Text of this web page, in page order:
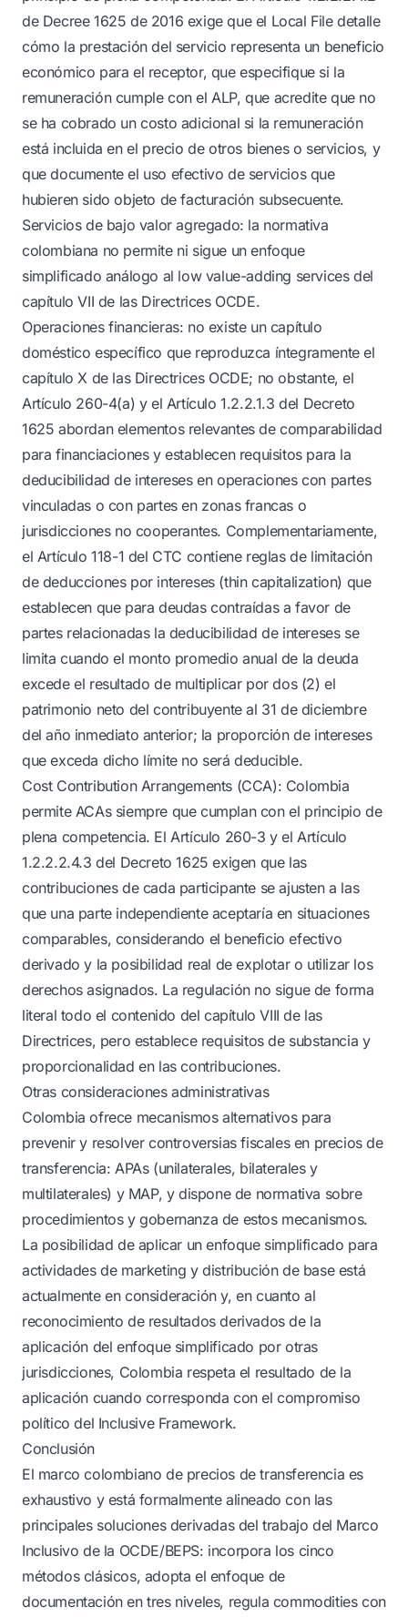
de Decree 1625 de 2016 exige que el Local File detalle
cómo la prestación del servicio representa un beneficio
económico para el receptor, que especifique si la
remuneración cumple con el ALP, que acredite que no
se ha cobrado un costo adicional si la remuneración
está incluida en el precio de otros bienes o servicios, y
que documente el uso efectivo de servicios que
hubieren sido objeto de facturación subsecuente.
Servicios de bajo valor agregado: la normativa
colombiana no permite ni sigue un enfoque
simplificado análogo al low value-adding services del
capítulo VII de las Directrices OCDE.
Operaciones financieras: no existe un capítulo
doméstico específico que reproduzca íntegramente el
capítulo X de las Directrices OCDE; no obstante, el
Artículo 260-4(a) y el Artículo 1.2.2.1.3 del Decreto
1625 abordan elementos relevantes de comparabilidad
para financiaciones y establecen requisitos para la
deducibilidad de intereses en operaciones con partes
vinculadas o con partes en zonas francas o
jurisdicciones no cooperantes. Complementariamente,
el Artículo 118-1 del CTC contiene reglas de limitación
de deducciones por intereses (thin capitalization) que
establecen que para deudas contraídas a favor de
partes relacionadas la deducibilidad de intereses se
limita cuando el monto promedio anual de la deuda
excede el resultado de multiplicar por dos (2) el
patrimonio neto del contribuyente al 31 de diciembre
del año inmediato anterior; la proporción de intereses
que exceda dicho límite no será deducible.
Cost Contribution Arrangements (CCA): Colombia
permite ACAs siempre que cumplan con el principio de
plena competencia. El Artículo 260-3 y el Artículo
1.2.2.2.4.3 del Decreto 1625 exigen que las
contribuciones de cada participante se ajusten a las
que una parte independiente aceptaría en situaciones
comparables, considerando el beneficio efectivo
derivado y la posibilidad real de explotar o utilizar los
derechos asignados. La regulación no sigue de forma
literal todo el contenido del capítulo VIII de las
Directrices, pero establece requisitos de substancia y
proporcionalidad en las contribuciones.
Otras consideraciones administrativas
Colombia ofrece mecanismos alternativos para
prevenir y resolver controversias fiscales en precios de
transferencia: APAs (unilaterales, bilaterales y
multilaterales) y MAP, y dispone de normativa sobre
procedimientos y gobernanza de estos mecanismos.
La posibilidad de aplicar un enfoque simplificado para
actividades de marketing y distribución de base está
actualmente en consideración y, en cuanto al
reconocimiento de resultados derivados de la
aplicación del enfoque simplificado por otras
jurisdicciones, Colombia respeta el resultado de la
aplicación cuando corresponda con el compromiso
político del Inclusive Framework.
Conclusión
El marco colombiano de precios de transferencia es
exhaustivo y está formalmente alineado con las
principales soluciones derivadas del trabajo del Marco
Inclusivo de la OCDE/BEPS: incorpora los cinco
métodos clásicos, adopta el enfoque de
documentación en tres niveles, regula commodities con